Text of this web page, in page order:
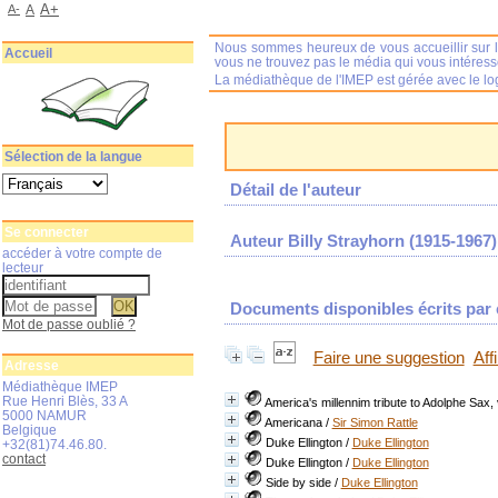
Détail de l'auteur
Auteur Billy Strayhorn (1915-1967)
Documents disponibles écrits par
Faire une suggestion
America's millennim tribute to Adolphe Sax,
Americana/ Sir Simon Rattle
Duke Ellington/ Duke Ellington
Duke Ellington/ Duke Ellington
Side by side/ Duke Ellington
Nous sommes heureux de vous accueillir
vous ne trouvez pas le média qui vous
La médiathèque de l'IMEP est gérée avec le
A- A A+
Accueil
Sélection de la langue
Se connecter
accéder à votre compte de
lecteur
Mot de passe oublié ?
Adresse
Médiathèque IMEP
Rue Henri Blès, 33 A
5000 NAMUR
Belgique
+32(81)74.46.80.
contact